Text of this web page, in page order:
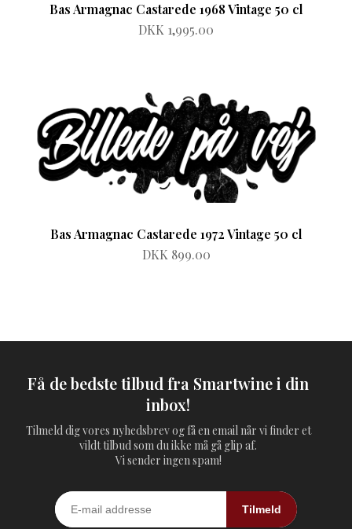
Bas Armagnac Castarede 1968 Vintage 50 cl
DKK 1,995.00
Bas Armagnac Castarede 1972 Vintage 50 cl
DKK 899.00
Få de bedste tilbud fra Smartwine i din
inbox!
Tilmeld dig vores nyhedsbrev og få en email når vi finder et
vildt tilbud som du ikke må gå glip af.
Vi sender ingen spam!
Tilmeld